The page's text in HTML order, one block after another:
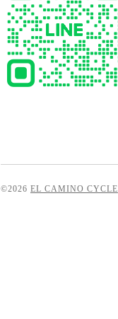
©2026 EL CAMINO CYCLE